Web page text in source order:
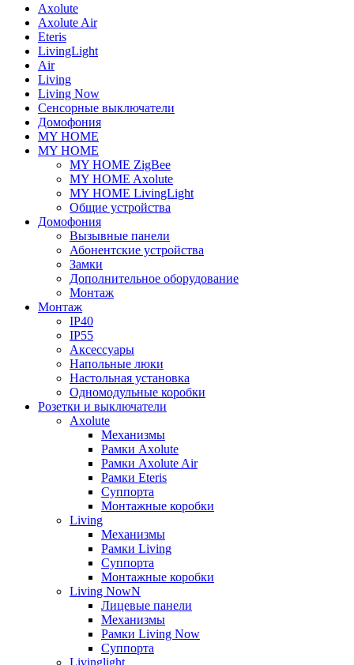
Axolute
Axolute Air
Eteris
LivingLight
Air
Living
Living Now
Сенсорные выключатели
Домофония
MY HOME
MY HOME
MY HOME ZigBee
MY HOME Axolute
MY HOME LivingLight
Общие устройства
Домофония
Вызывные панели
Абонентские устройства
Замки
Дополнительное оборудование
Монтаж
Монтаж
IP40
IP55
Аксессуары
Напольные люки
Настольная установка
Одномодульные коробки
Розетки и выключатели
Axolute
Механизмы
Рамки Axolute
Рамки Axolute Air
Рамки Eteris
Суппорта
Монтажные коробки
Living
Механизмы
Рамки Living
Суппорта
Монтажные коробки
Living NowN
Лицевые панели
Механизмы
Рамки Living Now
Суппорта
Livinglight